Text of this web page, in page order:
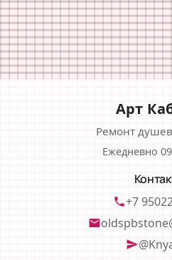
Арт
Ремонт
Ежедневно
phone+7
email
send